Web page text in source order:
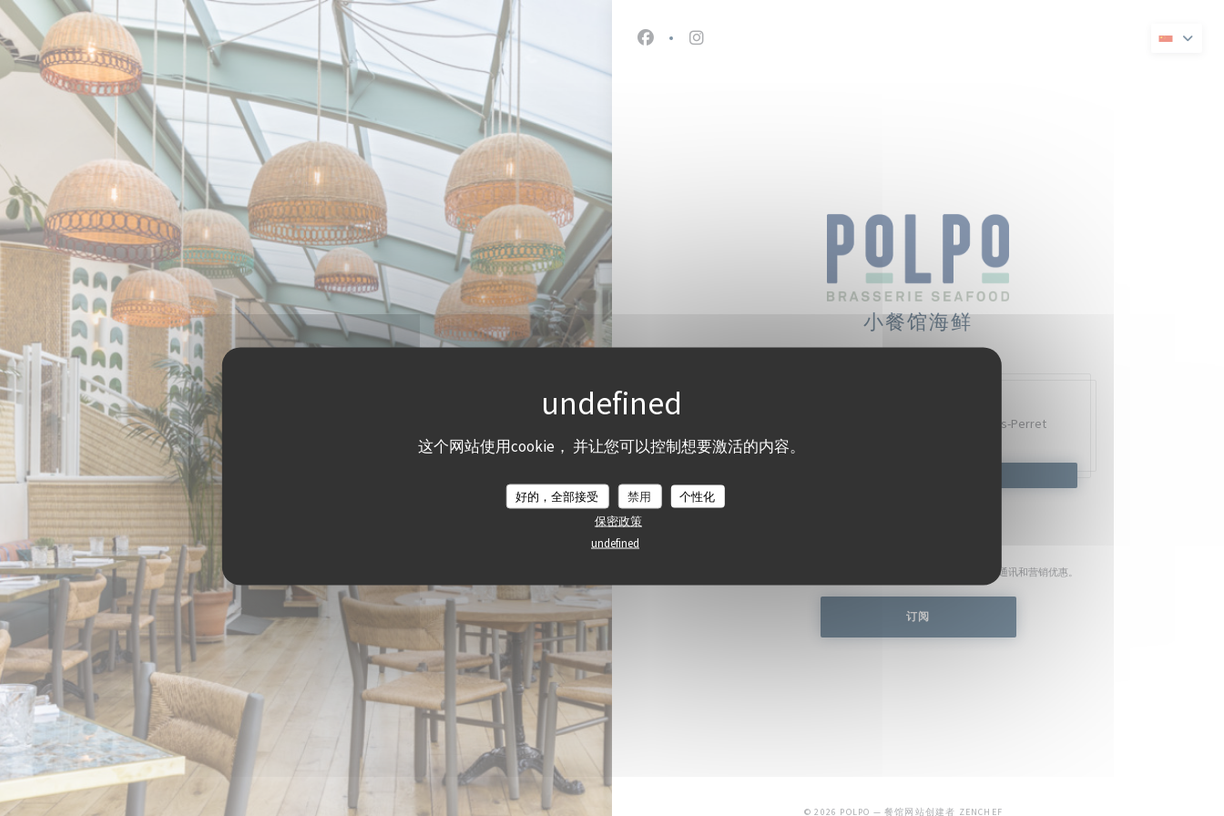
Cookie管理面板
这个网站使用cookie， 并让您可以控制想要激活的内容。
好的，全部接受 禁用
个性化
保密政策
undefined
Facebook ((在新窗口中打开))
Instagram ((在新窗口中打开))
小餐馆海鲜
92300 Levallois-Perret
订阅我们的时事通讯，通过电子邮件接收我们的个性化通讯和营销优惠。
订阅
© 2026 POLPO — 餐馆网站创建者 ZENCHEF